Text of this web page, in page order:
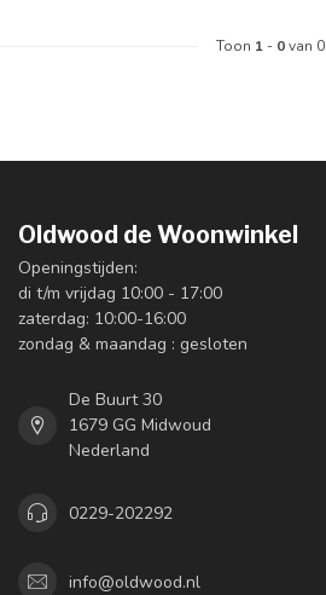
Toon 1 - 0van 0
Oldwood de Woonwinkel
Openingstijden:
di t/m vrijdag 10:00 - 17:00
zaterdag: 10:00-16:00
zondag & maandag : gesloten
De Buurt 30
1679 GG Midwoud
Nederland
0229-202292
info@oldwood.nl